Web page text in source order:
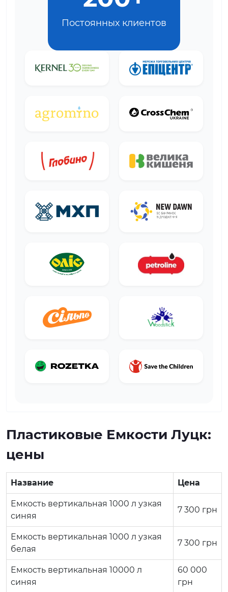
Постоянных клиентов
Пластиковые Емкости Луцк:
цены
Название Цена
Емкость вертикальная 1000 л узкая
синяя
7 300 грн
Емкость вертикальная 1000 л узкая
белая
7 300 грн
Емкость вертикальная 10000 л
синяя
60 000
грн